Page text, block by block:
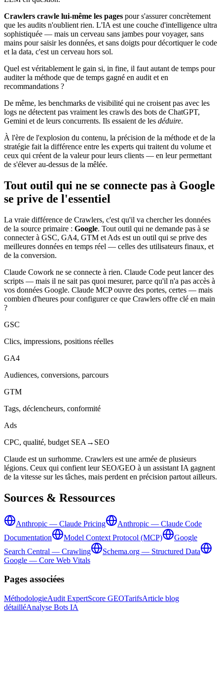
Crawlers crawle lui-même les pages pour s'assurer concrètement
que les audits n'oublient rien. L'IA est une couche d'intelligence ultra
sophistiquée — mais un cerveau sans jambes pour voyager, sans
mains pour saisir les données, et sans doigts pour décortiquer le code
et la data, c'est un cerveau hors sol.
Quel est véritablement le gain si, in fine, il faut autant de temps pour
auditer la méthode que de temps gagné en audit et en
recommandations ?
De même, les benchmarks de visibilité qui ne croisent pas avec les
logs ne détectent pas vraiment les crawls des bots de ChatGPT,
Gemini et de leurs concurrents. Ils essaient de les déduire.
À l'ère de l'explosion du contenu, la précision de la méthode et de la
stratégie fait la différence entre les experts qui traitent du volume et
ceux qui créent de la valeur pour leurs clients — en leur permettant
de s'élever au-dessus de la mêlée.
Tout outil qui ne se connecte pas à Google
se prive de l'essentiel
La vraie différence de Crawlers, c'est qu'il va chercher les données
de la source primaire : Google. Tout outil qui ne demande pas à se
connecter à GSC, GA4, GTM et Ads est un outil qui se prive des
meilleures données en temps réel — celles des utilisateurs finaux, et
de la conversion.
Claude Cowork ne se connecte à rien. Claude Code peut lancer des
scripts — mais il ne sait pas quoi mesurer, parce qu'il n'a pas accès à
vos données Google. Claude MCP ouvre des portes, certes — mais
combien d'heures pour configurer ce que Crawlers offre clé en main
?
GSC
Clics, impressions, positions réelles
GA4
Audiences, conversions, parcours
GTM
Tags, déclencheurs, conformité
Ads
CPC, qualité, budget SEA→SEO
Claude est un surhomme. Crawlers est une armée de plusieurs
légions. Ceux qui confient leur SEO/GEO à un assistant IA gagnent
de la vitesse sur les tâches, mais perdent en précision partout ailleurs.
Sources & Ressources
Anthropic — Claude Pricing
Anthropic — Claude Code
Documentation
Model Context Protocol (MCP)
Google
Search Central — Crawling
Schema.org — Structured Data
Google — Core Web Vitals
Pages associées
MéthodologieAudit ExpertScore GEOTarifsArticle blog
détailléAnalyse Bots IA